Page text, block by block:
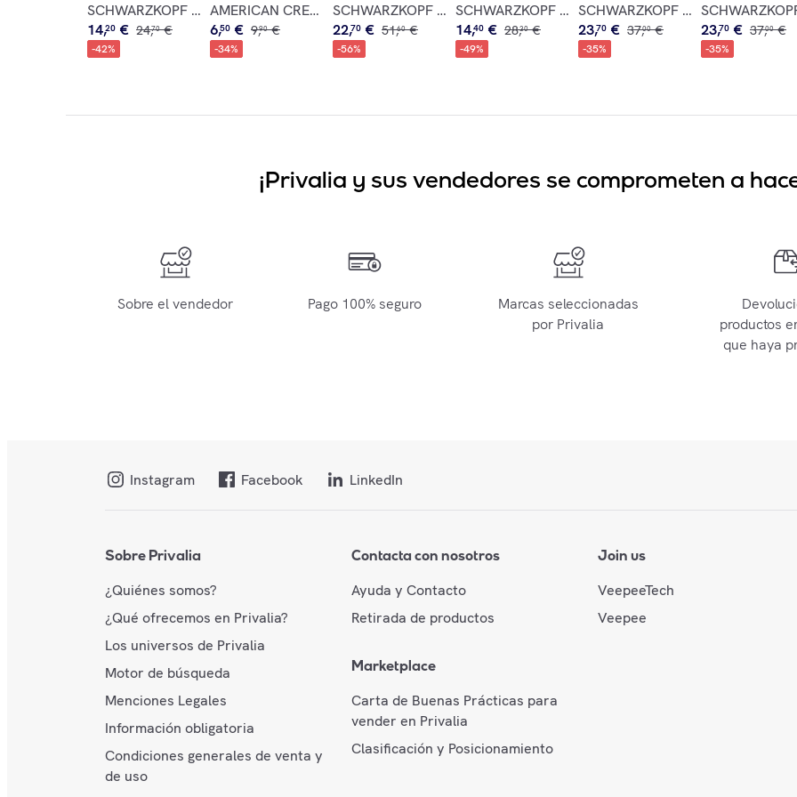
SCHWARZKOPF Good Bye Yellow Shampoo Antigiallo 300ml
14,20 € 24,70 €
-42%
AMERICAN CREW Daily Cleansing Shampoo 100ml
6,50 € 9,90 €
-34%
SCHWARZKOPF Chroma ID Bonding Color Mask Dusty Pink 9.5-19 300ml
22,70 € 51,60 €
-56%
SCHWARZKOPF BC Color Freeze Silver Treatment
14,40 € 28,30 €
-49%
SCHWARZKOPF Set BC
23,70 € 37,00 €
-35%
23,70 € 37,00 €
-35%
¡Privalia y sus vendedores se comprometen a
Sobre el vendedor Pago 100% seguro
Marcas seleccionadas
por Privalia
productos
que haya
Instagram Facebook LinkedIn
Sobre Privalia
¿Quiénes somos?
¿Qué ofrecemos en Privalia?
Los universos de Privalia
Motor de búsqueda
Menciones Legales
Información obligatoria
Condiciones generales de venta y
de uso
Contacta con nosotros
Ayuda y Contacto
Retirada de productos
Marketplace
Carta de Buenas Prácticas para
vender en Privalia
Clasificación y Posicionamiento
Join us
VeepeeTech
Veepee